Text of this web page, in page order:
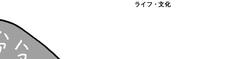
ライフ・文化